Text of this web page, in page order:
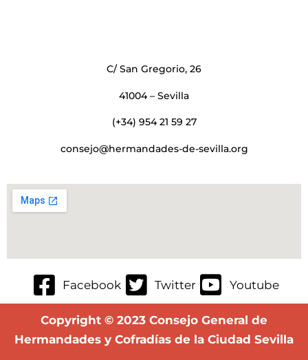
C/ San Gregorio, 26
41004 – Sevilla
(+34) 954 21 59 27
consejo@hermandades-de-sevilla.org
Facebook Twitter Youtube
Copyright © 2023 Consejo General de
Hermandades y Cofradías de la Ciudad Sevilla